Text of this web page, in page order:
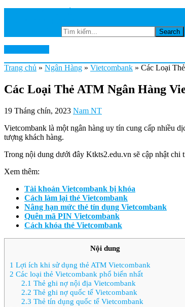
Trang chủ » Ngân Hàng » Vietcombank » Các Loại
Các Loại Thẻ ATM Ngân Hàng
19 Tháng chín, 2023 Nam NT
Vietcombank là một ngân hàng uy tín cung cấp nhiều
tượng khách hàng.
Trong nội dung dưới đây Ktkts2.edu.vn sẽ cập nhật
Xem thêm:
Tài khoản Vietcombank bị khóa
Cách làm lại thẻ Vietcombank
Nâng hạn mức thẻ tín dụng Vietcombank
Quên mã PIN Vietcombank
Cách khóa thẻ Vietcombank
Nội dung
1 Lợi ích khi sử dụng thẻ ATM Vietcombank
2 Các loại thẻ Vietcombank phổ biến nhất
2.1 Thẻ ghi nợ nội địa Vietcombank
2.2 Thẻ ghi nợ quốc tế Vietcombank
2.3 Thẻ tín dụng quốc tế Vietcombank